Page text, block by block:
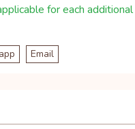
for each additional
Email